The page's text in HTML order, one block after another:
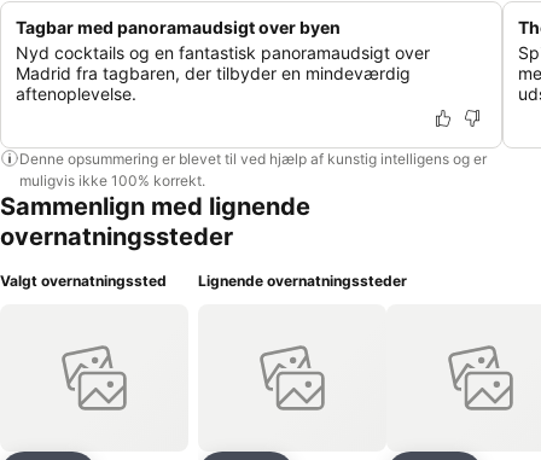
Tagbar med panoramaudsigt over byen
Nyd cocktails og en fantastisk panoramaudsigt over
Madrid fra tagbaren, der tilbyder en mindeværdig
aftenoplevelse.
Denne opsummering er blevet til ved hjælp af kunstig intelligens og er
muligvis ikke 100% korrekt.
Sammenlign med lignende
overnatningssteder
Valgt overnatningssted Lignende overnatningssteder